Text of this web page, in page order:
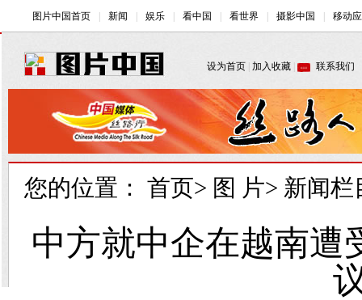
您的位置： 首页> 图 片> 新闻栏
中方就中企在越南遭